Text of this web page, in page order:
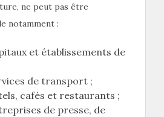
ne peut pas être
notamment :
et établissements de
de transport ;
cafés et restaurants ;
de presse, de